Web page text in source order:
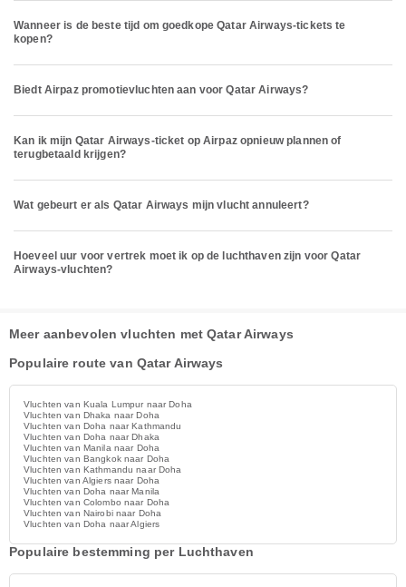
Wanneer is de beste tijd om goedkope Qatar Airways-tickets te
kopen?
Biedt Airpaz promotievluchten aan voor Qatar Airways?
Kan ik mijn Qatar Airways-ticket op Airpaz opnieuw plannen of
terugbetaald krijgen?
Wat gebeurt er als Qatar Airways mijn vlucht annuleert?
Hoeveel uur voor vertrek moet ik op de luchthaven zijn voor Qatar
Airways-vluchten?
Meer aanbevolen vluchten met Qatar Airways
Populaire route van Qatar Airways
Vluchten van Kuala Lumpur naar Doha
Vluchten van Dhaka naar Doha
Vluchten van Doha naar Kathmandu
Vluchten van Doha naar Dhaka
Vluchten van Manila naar Doha
Vluchten van Bangkok naar Doha
Vluchten van Kathmandu naar Doha
Vluchten van Algiers naar Doha
Vluchten van Doha naar Manila
Vluchten van Colombo naar Doha
Vluchten van Nairobi naar Doha
Vluchten van Doha naar Algiers
Populaire bestemming per Luchthaven